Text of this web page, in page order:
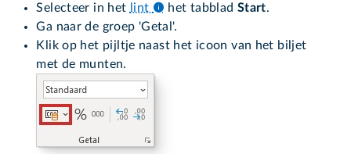
Selecteer in het
lint het tabblad Start.
Ga naar de groep 'Getal'.
Klik op het pijltje naast het icoon van het biljet
met de munten.